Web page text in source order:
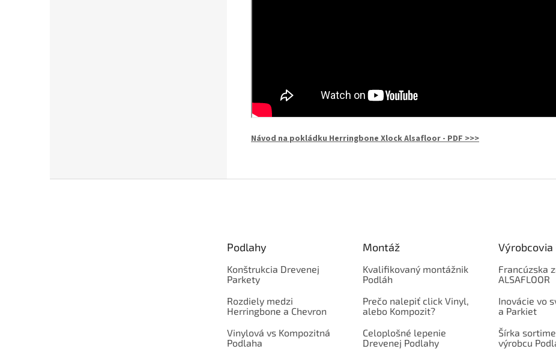
Návod na pokládku Herringbone Xlock Alsafloor - PDF >>>
Podlahy
Konštrukcia Drevenej
Parkety
Rozdiely medzi
Herringbone a Chevron
Vinylová vs Kompozitná
Podlaha
Montáž
Kvalifikovaný montážnik
Podláh
Prečo nalepiť click Vinyl,
alebo Kompozit?
Celoplošné lepenie
Drevenej Podlahy
Výrobcovia
Francúzska
ALSAFLOOR
Inovácie vo
a Parkiet
Šírka
výrobcu